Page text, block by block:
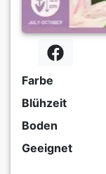
Farbe
Blühzeit
Boden
Geeignet